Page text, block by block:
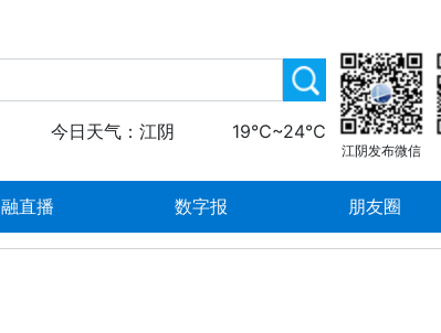
今日天气：江阴 19℃~24℃
江阴发布微信
融直播 数字报 朋友圈